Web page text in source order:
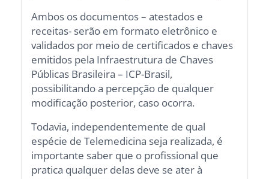
Ambos os documentos – atestados e
receitas- serão em formato eletrônico e
validados por meio de certificados e chaves
emitidos pela Infraestrutura de Chaves
Públicas Brasileira – ICP-Brasil,
possibilitando a percepção de qualquer
modificação posterior, caso ocorra.
Todavia, independentemente de qual
espécie de Telemedicina seja realizada, é
importante saber que o profissional que
pratica qualquer delas deve se ater à